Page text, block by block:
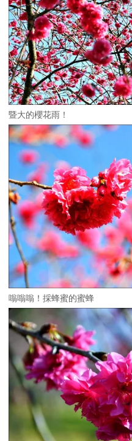
暨大的櫻花雨！
嗡嗡嗡！採蜂蜜的蜜蜂